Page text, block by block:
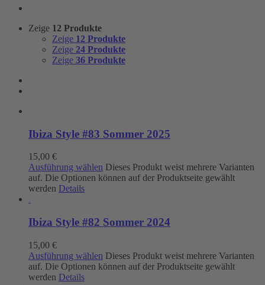
Zeige 12 Produkte
Zeige 12 Produkte
Zeige 24 Produkte
Zeige 36 Produkte
Ibiza Style #83 Sommer 2025
15,00 €
Ausführung wählen Dieses Produkt weist mehrere Varianten
auf. Die Optionen können auf der Produktseite gewählt
werden Details
Ibiza Style #82 Sommer 2024
15,00 €
Ausführung wählen Dieses Produkt weist mehrere Varianten
auf. Die Optionen können auf der Produktseite gewählt
werden Details